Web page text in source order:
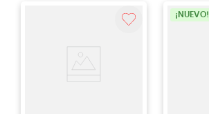
¡NUEVO!